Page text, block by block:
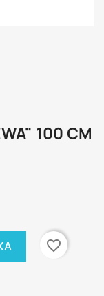
100 CM
favorite_border